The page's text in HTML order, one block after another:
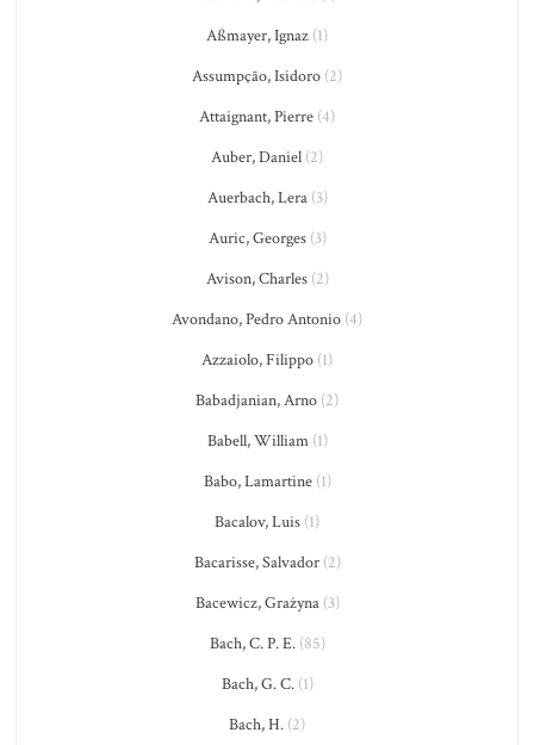
Aßmayer, Ignaz (1)
Assumpção, Isidoro (2)
Attaignant, Pierre (4)
Auber, Daniel (2)
Auerbach, Lera(3)
Auric, Georges(3)
Avison, Charles(2)
Avondano, Pedro Antonio (4)
Azzaiolo, Filippo (1)
Babadjanian, Arno (2)
Babell, William(1)
Babo, Lamartine(1)
Bacalov, Luis (1)
Bacarisse, Salvador(2)
Bacewicz, Grażyna(3)
Bach, C. P. E.(85)
Bach, G. C.(1)
Bach, H. (2)